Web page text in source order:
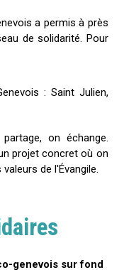
a permis à près
de solidarité. Pour
: Saint Julien,
on échange.
projet concret où on
de l'Évangile.
genevois sur fond